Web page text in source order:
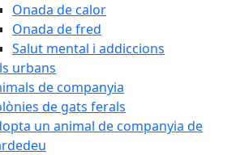
Onada de calor
Onada de fred
Salut mental i addiccions
urbans
de companyia
de gats ferals
un animal de companyia de